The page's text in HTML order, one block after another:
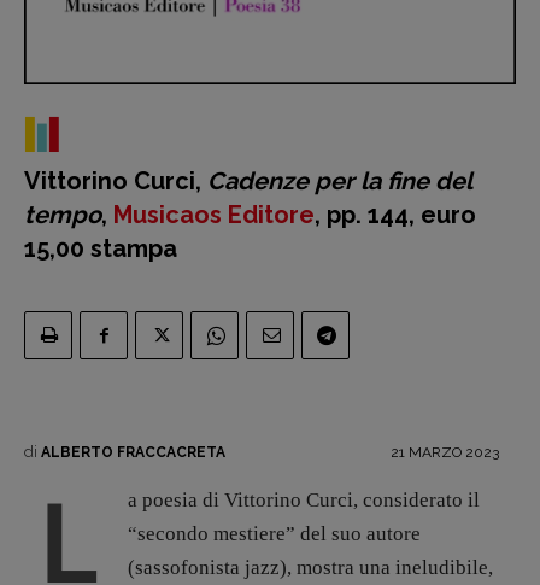
Recensioni
Interviste
presente
Fumetti
Libro & Film
Opera prima
Blade Runner 40
Editoria
Intelligenza Artificiale
Maestri sommersi
Vittorino Curci, Cadenze per la fine del
tempo, Musicaos Editore, pp. 144, euro
15,00 stampa
di ALBERTO FRACCACRETA 21 MARZO 2023
L
a poesia di Vittorino Curci, considerato il
“secondo mestiere” del suo autore
(sassofonista jazz), mostra una ineludibile,